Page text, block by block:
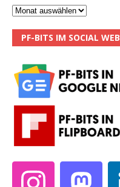
PF-BITS IM SOCIAL WEB